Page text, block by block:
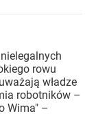
rowu
władze
robotników –
Wima" –